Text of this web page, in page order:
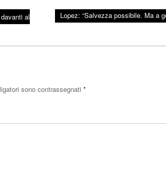
al
Lopez: “Salvezza possibile. Ma a
sono contrassegnati *